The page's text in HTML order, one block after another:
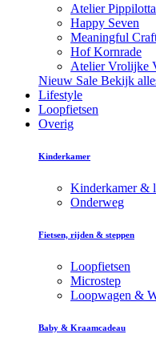
Atelier Pippilotta
Happy Seven
Meaningful
Hof Kornrade
Atelier Vrolijke
Nieuw Sale Bekijk
Lifestyle
Loopfietsen
Overig
Kinderkamer
Kinderkamer &
Onderweg
Fietsen, rijden & steppen
Loopfietsen
Microstep
Loopwagen &
Baby & Kraamcadeau